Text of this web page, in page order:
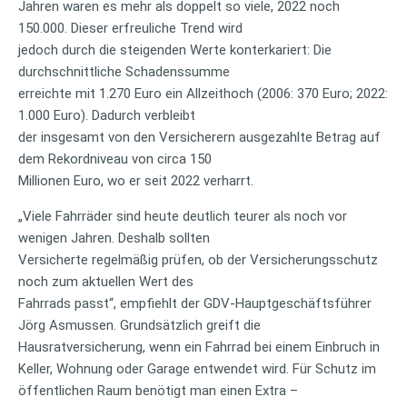
Jahren waren es mehr als doppelt so viele, 2022 noch
150.000. Dieser erfreuliche Trend wird
jedoch durch die steigenden Werte konterkariert: Die
durchschnittliche Schadenssumme
erreichte mit 1.270 Euro ein Allzeithoch (2006: 370 Euro; 2022:
1.000 Euro). Dadurch verbleibt
der insgesamt von den Versicherern ausgezahlte Betrag auf
dem Rekordniveau von circa 150
Millionen Euro, wo er seit 2022 verharrt.
„Viele Fahrräder sind heute deutlich teurer als noch vor
wenigen Jahren. Deshalb sollten
Versicherte regelmäßig prüfen, ob der Versicherungsschutz
noch zum aktuellen Wert des
Fahrrads passt“, empfiehlt der GDV-Hauptgeschäftsführer
Jörg Asmussen. Grundsätzlich greift die
Hausratversicherung, wenn ein Fahrrad bei einem Einbruch in
Keller, Wohnung oder Garage entwendet wird. Für Schutz im
öffentlichen Raum benötigt man einen Extra –